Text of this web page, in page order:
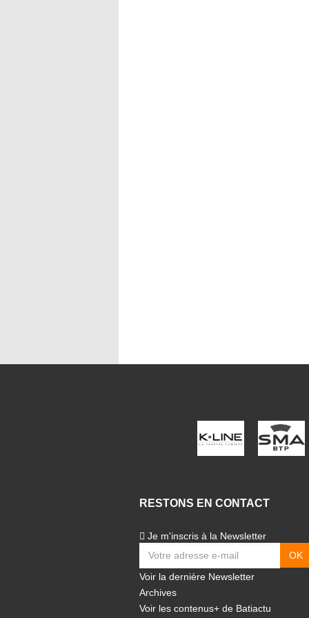
RESTONS EN CONTACT
Je m'inscris à la Newsletter
Voir la dernière Newsletter
Archives
Voir les contenus+ de Batiactu